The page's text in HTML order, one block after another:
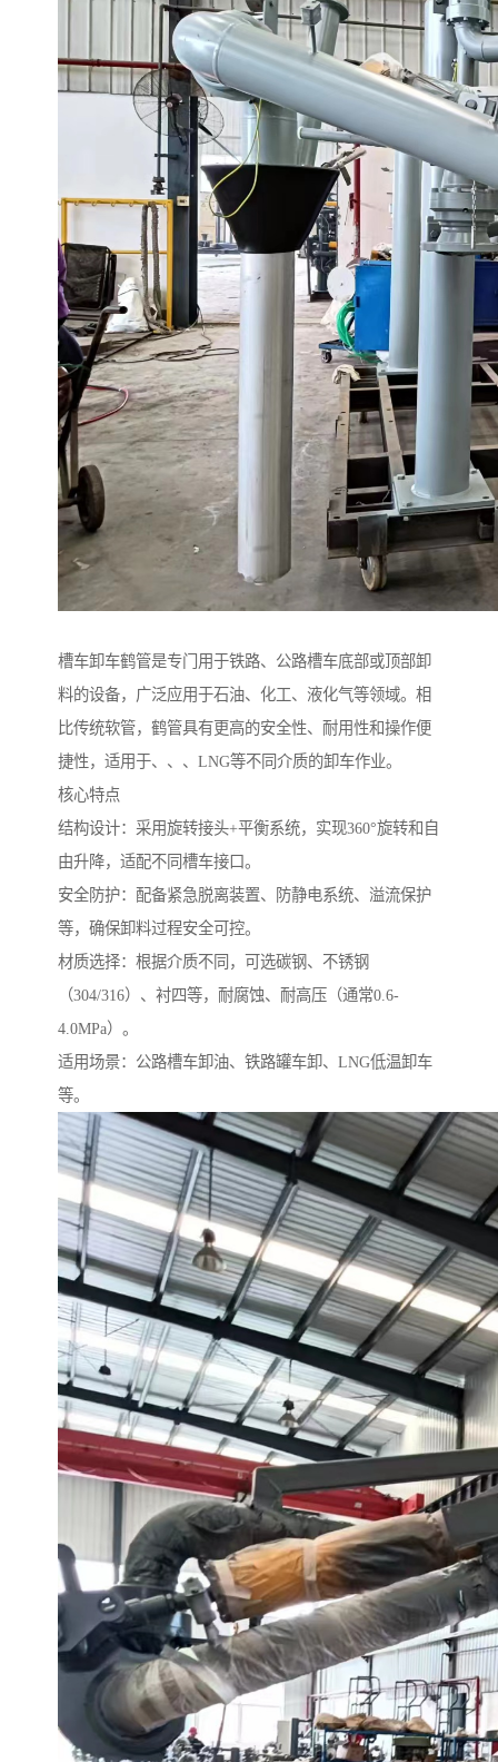
槽车卸车鹤管是专门用于铁路、公路槽车底部或顶部卸
料的设备，广泛应用于石油、化工、液化气等领域。相
比传统软管，鹤管具有更高的安全性、耐用性和操作便
捷性，适用于、、、LNG等不同介质的卸车作业。
核心特点
结构设计：采用旋转接头+平衡系统，实现360°旋转和自
由升降，适配不同槽车接口。
安全防护：配备紧急脱离装置、防静电系统、溢流保护
等，确保卸料过程安全可控。
材质选择：根据介质不同，可选碳钢、不锈钢
（304/316）、衬四等，耐腐蚀、耐高压（通常0.6-
4.0MPa）。
适用场景：公路槽车卸油、铁路罐车卸、LNG低温卸车
等。